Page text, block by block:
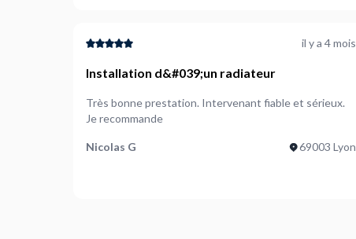
il y a 4 mois
Installation d&#039;un radiateur
Très bonne prestation. Intervenant fiable et sérieux.
Je recommande
Nicolas G 69003 Lyon